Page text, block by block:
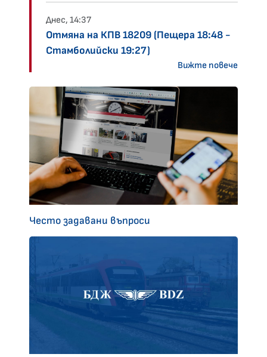
Днес, 14:37
Отмяна на КПВ 18209 (Пещера 18:48 -
Стамболийски 19:27)
Вижте повече
Често задавани въпроси